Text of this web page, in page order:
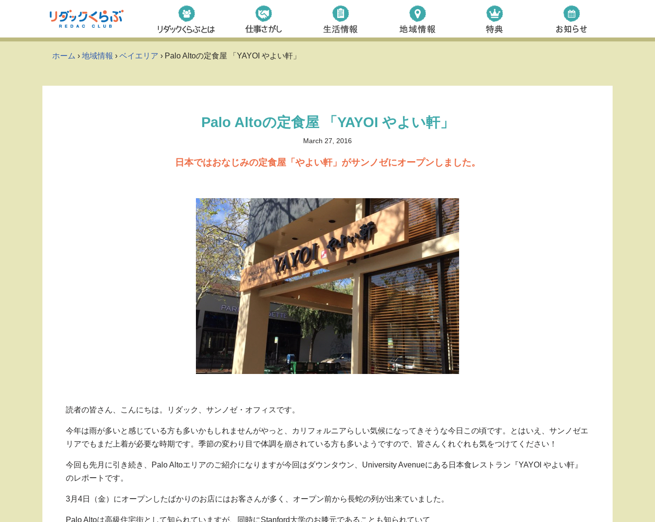
to
ホーム › 地域情報 › ベイエリア › Palo Altoの定食屋 「YAYOI やよい軒」
Palo Altoの定食屋 「YAYOI やよい軒」
March 27, 2016
日本ではおなじみの定食屋「やよい軒」がサンノゼにオープンしました。
読者の皆さん、こんにちは。リダック、サンノゼ・オフィスです。
今年は雨が多いと感じている方も多いかもしれませんがやっと、カリフォルニアらしい気候になってきそうな今日この頃です。とはいえ、サンノゼエ
リアでもまだ上着が必要な時期です。季節の変わり目で体調を崩されている方も多いようですので、皆さんくれぐれも気をつけてください！
今回も先月に引き続き、Palo Altoエリアのご紹介になりますが今回はダウンタウン、University Avenueにある日本食レストラン『YAYOI やよい軒』
のレポートです。
3月4日（金）にオープンしたばかりのお店にはお客さんが多く、オープン前から長蛇の列が出来ていました。
Palo Altoは高級住宅街として知られていますが、同時にStanford大学のお膝元であることも知られていて